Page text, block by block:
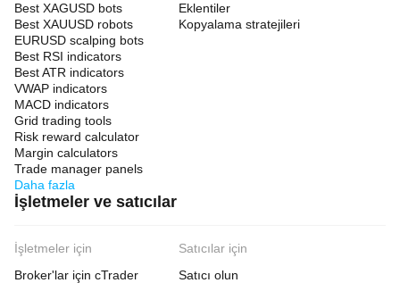
Best XAGUSD bots
Best XAUUSD robots
EURUSD scalping bots
Best RSI indicators
Best ATR indicators
VWAP indicators
MACD indicators
Grid trading tools
Risk reward calculator
Margin calculators
Trade manager panels
Daha fazla
Eklentiler
Kopyalama stratejileri
İşletmeler ve satıcılar
İşletmeler için
Broker'lar için cTrader
Satıcılar için
Satıcı olun